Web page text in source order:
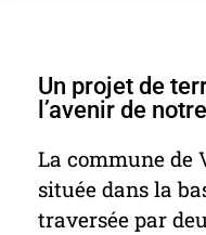
Un projet de
l’avenir de
La commune de
située dans la
traversée par